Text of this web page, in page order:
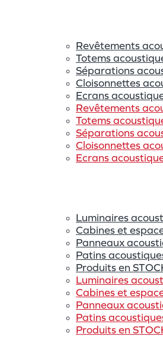
Revêtements
Totems
Séparations
Cloisonnettes
Ecrans
Revêtements
Totems
Séparations
Cloisonnettes
Ecrans
Luminaires
Cabines et
Panneaux
Patins
Produits en
Luminaires
Cabines et
Panneaux
Patins
Produits en